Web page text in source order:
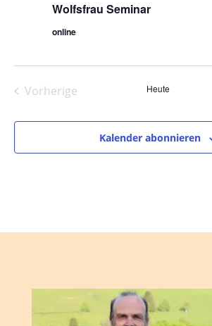
Wolfsfrau Seminar
online
Vorherige
Heute
Kalender abonnieren